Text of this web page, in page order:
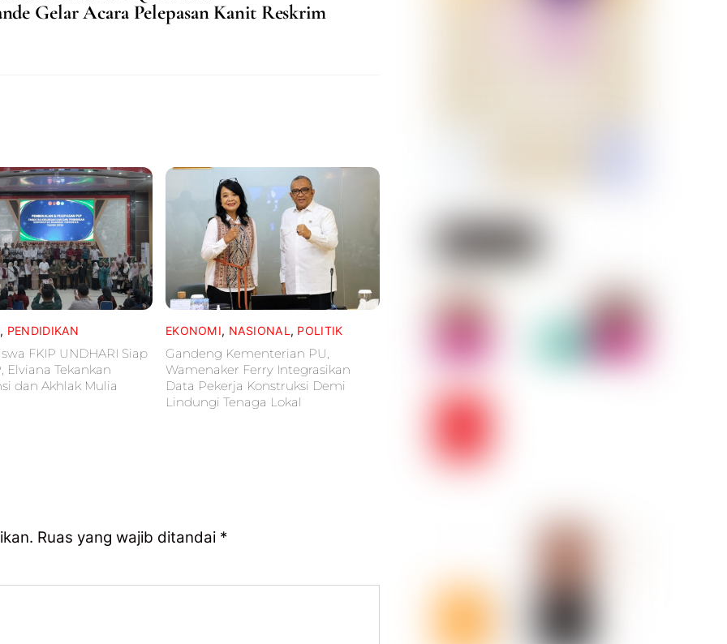
Gelar Acara Pelepasan Kanit Reskrim
, PENDIDIKAN
FKIP UNDHARI Siap
Elviana Tekankan
dan Akhlak Mulia
EKONOMI, NASIONAL , POLITIK
Gandeng Kementerian PU,
Wamenaker Ferry Integrasikan
Data Pekerja Konstruksi Demi
Lindungi Tenaga Lokal
Ruas yang wajib ditandai *